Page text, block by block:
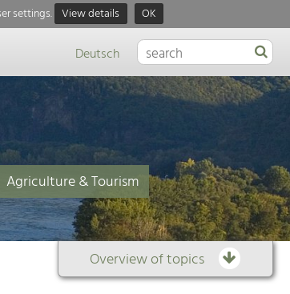
settings. View details OK
Deutsch
Agriculture & Tourism
Overview of topics